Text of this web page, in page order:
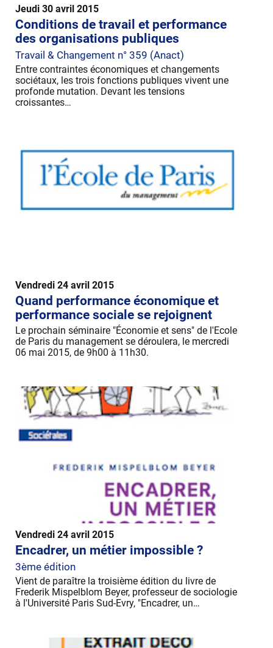
Jeudi 30 avril 2015
Conditions de travail et performance
des organisations publiques
Travail & Changement n° 359 (Anact)
Entre contraintes économiques et changements
sociétaux, les trois fonctions publiques vivent une
profonde mutation. Devant les tensions
croissantes…
Vendredi 24 avril 2015
Quand performance économique et
performance sociale se rejoignent
Le prochain séminaire "Économie et sens" de l'Ecole
de Paris du management se déroulera, le mercredi
06 mai 2015, de 9h00 à 11h30.
Vendredi 24 avril 2015
Encadrer, un métier impossible ?
3ème édition
Vient de paraître la troisième édition du livre de
Frederik Mispelblom Beyer, professeur de sociologie
à l'Université Paris Sud-Evry, "Encadrer, un…